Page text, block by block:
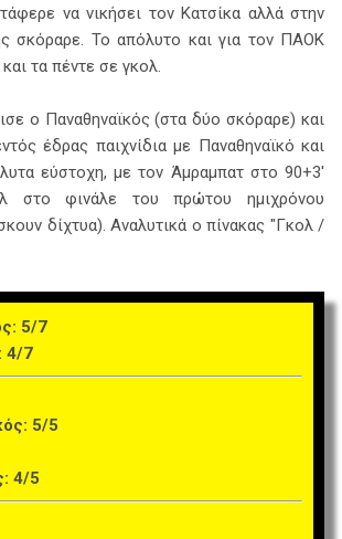
να νικήσει τον Κατσίκα αλλά στην
σκόραρε. Το απόλυτο και για τον ΠΑΟΚ
τα πέντε σε γκολ.
ο Παναθηναϊκός (στα δύο σκόραρε) και
έδρας παιχνίδια με Παναθηναϊκό και
εύστοχη, με τον Άμραμπατ στο 90+3'
στο φινάλε του πρώτου ημιχρόνου
δίχτυα). Αναλυτικά ο πίνακας "Γκολ /
5/7
4/7
5/5
4/5